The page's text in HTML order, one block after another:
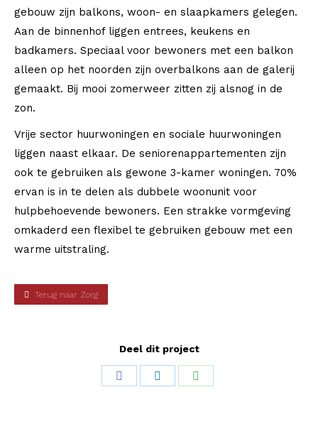
gebouw zijn balkons, woon- en slaapkamers gelegen.
Aan de binnenhof liggen entrees, keukens en
badkamers. Speciaal voor bewoners met een balkon
alleen op het noorden zijn overbalkons aan de galerij
gemaakt. Bij mooi zomerweer zitten zij alsnog in de
zon.
Vrije sector huurwoningen en sociale huurwoningen
liggen naast elkaar. De seniorenappartementen zijn
ook te gebruiken als gewone 3-kamer woningen. 70%
ervan is in te delen als dubbele woonunit voor
hulpbehoevende bewoners. Een strakke vormgeving
omkaderd een flexibel te gebruiken gebouw met een
warme uitstraling.
Terug naar Zorg
Deel dit project